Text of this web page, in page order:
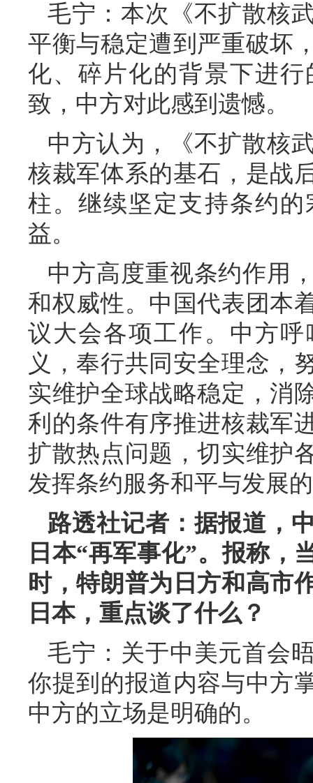
毛宁：本次《不扩散核
平衡与稳定遭到严重破坏
化、碎片化的背景下进
致，中方对此感到遗憾。
中方认为，《不扩散核
核裁军体系的基石，是战
柱。继续坚定支持条约
益。
中方高度重视条约作用
和权威性。中国代表团本
议大会各项工作。中方
义，奉行共同安全理念，
实维护全球战略稳定，消
利的条件有序推进核裁军
扩散热点问题，切实维护
发挥条约服务和平与发展
路透社记者：据报道，
日本“再军事化”。报称，
时，特朗普为日方和高市
日本，重点谈了什么？
毛宁：关于中美元首会
你提到的报道内容与中方
中方的立场是明确的。